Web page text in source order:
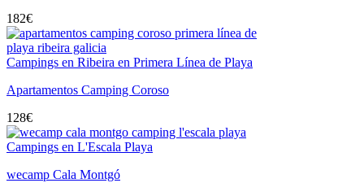
182€
Campings en Ribeira en Primera Línea de Playa
Apartamentos Camping Coroso
128€
Campings en L'Escala Playa
wecamp Cala Montgó